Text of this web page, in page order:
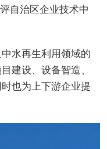
自治区企业技术中
水再生利用领域的
建设、设备智造、
也为上下游企业提